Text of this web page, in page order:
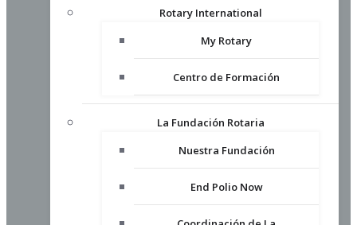
Rotary International
My Rotary
Centro de Formación
La Fundación Rotaria
Nuestra Fundación
End Polio Now